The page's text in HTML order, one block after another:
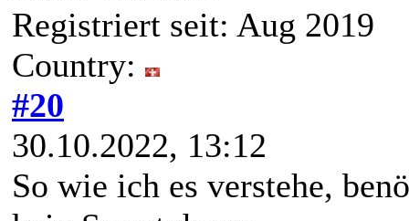
Registriert seit: Aug 2019
Country:
#20
30.10.2022, 13:12
So wie ich es verstehe,